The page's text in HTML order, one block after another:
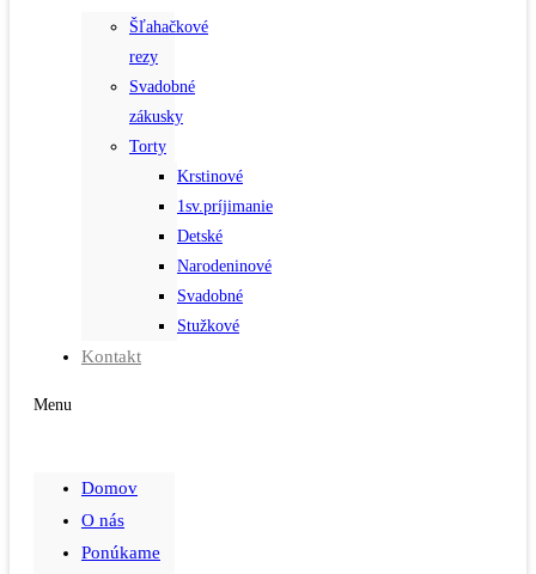
Šľahačkové
rezy
Svadobné
zákusky
Torty
Krstinové
1sv.príjimanie
Detské
Narodeninové
Svadobné
Stužkové
Kontakt
Menu
Domov
O nás
Ponúkame